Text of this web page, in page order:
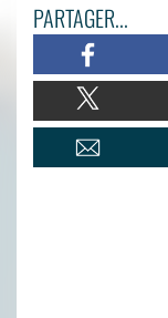
PARTAGER...